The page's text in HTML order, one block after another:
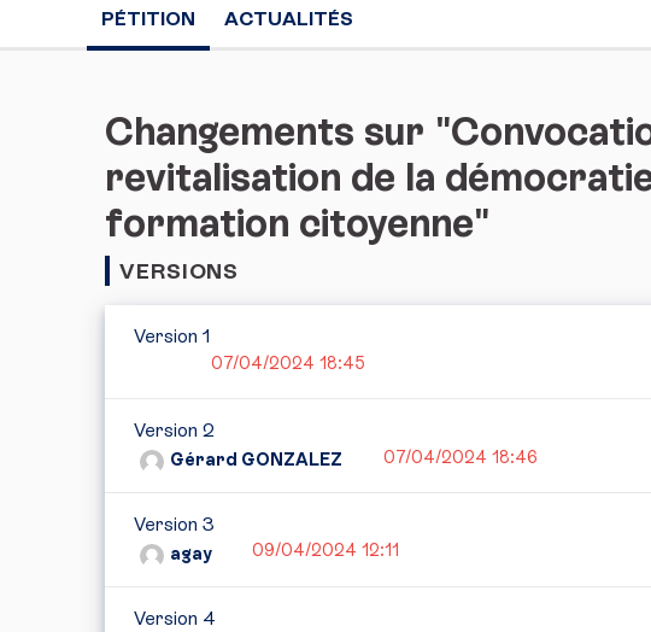
PÉTITION ACTUALITÉS
Changements sur
revitalisation de la
formation citoyenne"
VERSIONS
Version 1
07/04/2024 18:45
Version 2
Gérard GONZALEZ 07/04/2024 18:46
Version 3
agay 09/04/2024 12:11
Version 4